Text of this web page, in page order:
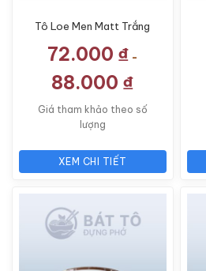
Tô Loe Men Matt Trắng
72.000 ₫ -
88.000 ₫
Giá tham khảo theo số
lượng
XEM CHI TIẾT